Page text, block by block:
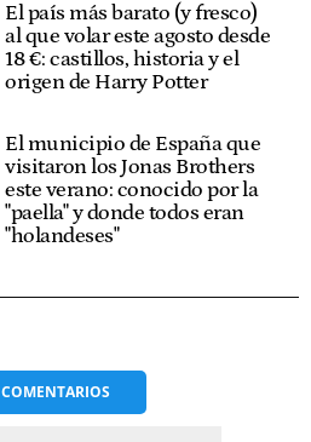
El país más barato (y fresco)
al que volar este agosto desde
18 €: castillos, historia y el
origen de Harry Potter
El municipio de España que
visitaron los Jonas Brothers
este verano: conocido por la
"paella" y donde todos eran
"holandeses"
COMENTARIOS